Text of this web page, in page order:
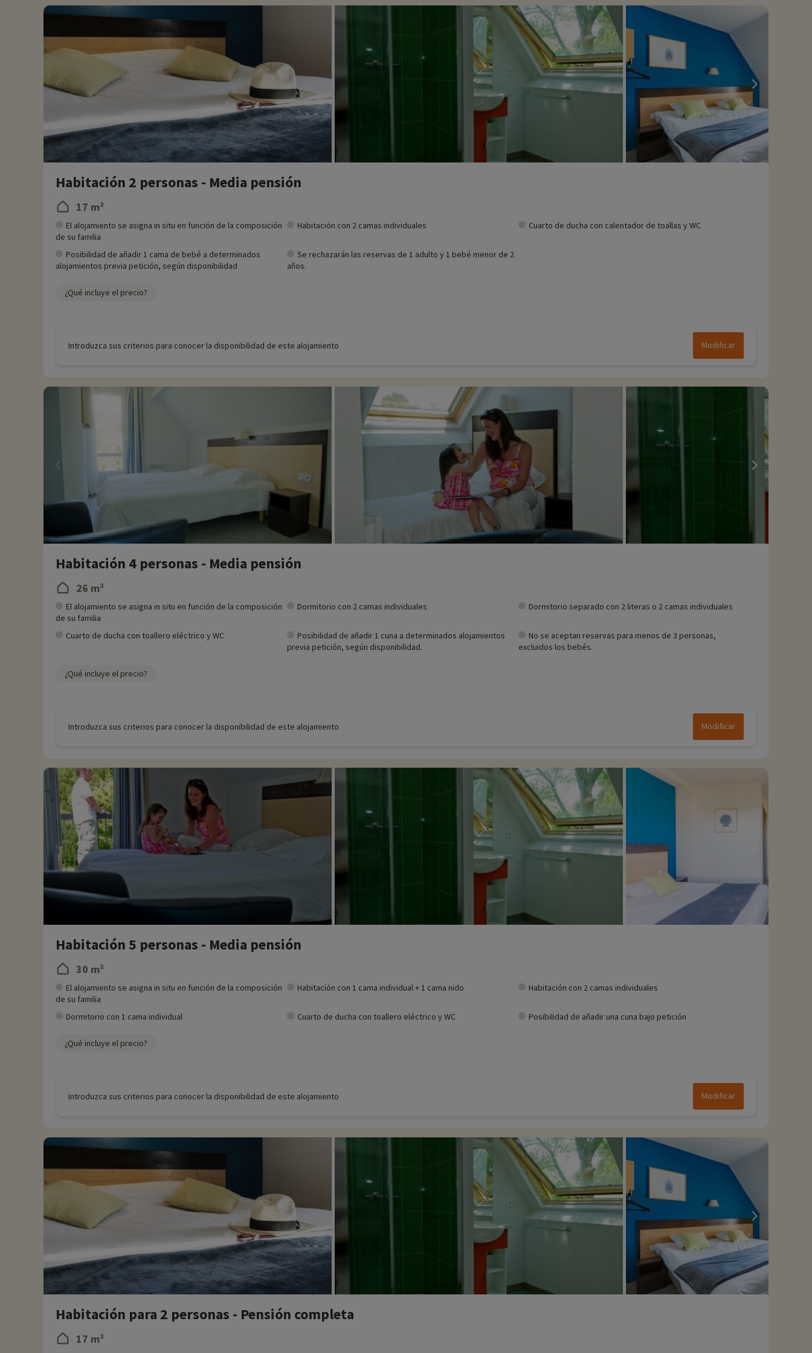
Habitación 2 personas - Media pensión
17 m²
El alojamiento se asigna in situ en función de la composición
de su familia
Habitación con 2 camas individuales Cuarto de ducha con calentador de toallas y WC
Posibilidad de añadir 1 cama de bebé a determinados
alojamientos previa petición, según disponibilidad
Se rechazarán las reservas de 1 adulto y 1 bebé menor de 2
años.
¿Qué incluye el precio?
Introduzca sus criterios para conocer la disponibilidad de este alojamiento Modificar
Habitación 4 personas - Media pensión
26 m²
El alojamiento se asigna in situ en función de la composición
de su familia
Dormitorio con 2 camas individuales Dormitorio separado con 2 literas o 2 camas individuales
Cuarto de ducha con toallero eléctrico y WC
Posibilidad de añadir 1 cuna a determinados alojamientos
previa petición, según disponibilidad.
No se aceptan reservas para menos de 3 personas,
excluidos los bebés.
¿Qué incluye el precio?
Introduzca sus criterios para conocer la disponibilidad de este alojamiento Modificar
Habitación 5 personas - Media pensión
30 m²
El alojamiento se asigna in situ en función de la composición
de su familia
Habitación con 1 cama individual + 1 cama nido Habitación con 2 camas individuales
Dormitorio con 1 cama individual Cuarto de ducha con toallero eléctrico y WC Posibilidad de añadir una cuna bajo petición
¿Qué incluye el precio?
Introduzca sus criterios para conocer la disponibilidad de este alojamiento Modificar
Habitación para 2 personas - Pensión completa
17 m²